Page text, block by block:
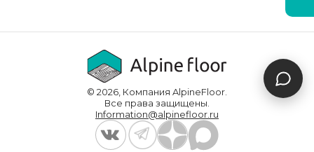
Выполненные проекты
Доставка и оплата
Видеообзоры
Для дилеров
Инструкции по укладке
Часто задаваемые вопросы
© 2026, Компания AlpineFloor.
Все права защищены.
Information@alpinefloor.ru